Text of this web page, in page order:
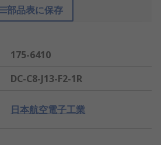
部品表に保存
175-6410
DC-C8-J13-F2-1R
日本航空電子工業